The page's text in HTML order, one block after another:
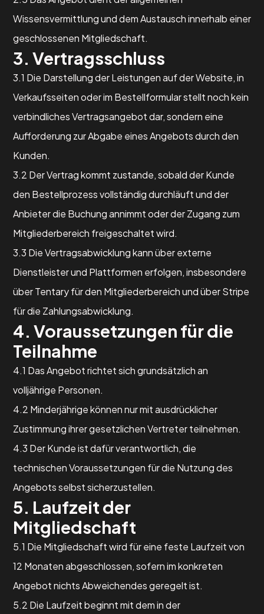
Wissensvermittlung und dem Austausch innerhalb einer
geschlossenen Mitgliedschaft.
3. Vertragsschluss
3.1 Die Darstellung der Leistungen auf der Website, in
Verkaufsseiten oder im Bestellformular stellt noch kein
verbindliches Vertragsangebot dar, sondern eine
Aufforderung zur Abgabe eines Angebots durch den
Kunden.
3.2 Der Vertrag kommt zustande, sobald der Kunde
den Bestellprozess vollständig durchläuft und der
Anbieter die Buchung annimmt oder der Zugang zum
Mitgliederbereich freigeschaltet wird.
3.3 Die Vertragsabwicklung kann über externe
Dienstleister und Plattformen erfolgen, insbesondere
über Tentary für den Mitgliederbereich und über Stripe
für die Zahlungsabwicklung.
4. Voraussetzungen für die
Teilnahme
4.1 Das Angebot richtet sich grundsätzlich an
volljährige Personen.
4.2 Minderjährige können nur mit ausdrücklicher
Zustimmung ihrer gesetzlichen Vertreter teilnehmen.
4.3 Der Kunde ist dafür verantwortlich, die
technischen Voraussetzungen für die Nutzung des
Angebots selbst sicherzustellen.
5. Laufzeit der
Mitgliedschaft
5.1 Die Mitgliedschaft wird für eine feste Laufzeit von
12 Monaten abgeschlossen, sofern im konkreten
Angebot nichts Abweichendes geregelt ist.
5.2 Die Laufzeit beginnt mit dem in der